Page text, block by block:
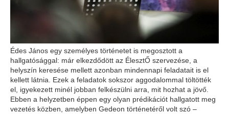
Édes János egy személyes történetet is megosztott a
hallgatósággal: már elkezdődött az ÉlesztŐ szervezése, a
helyszín keresése mellett azonban mindennapi feladatait is el
kellett látnia. Ezek a feladatok sokszor aggodalommal töltötték
el, igyekezett minél jobban felkészülni arra, mit hozhat a jövő.
Ebben a helyzetben éppen egy olyan prédikációt hallgatott meg
vezetés közben, amelyben Gedeon történetéről volt szó –